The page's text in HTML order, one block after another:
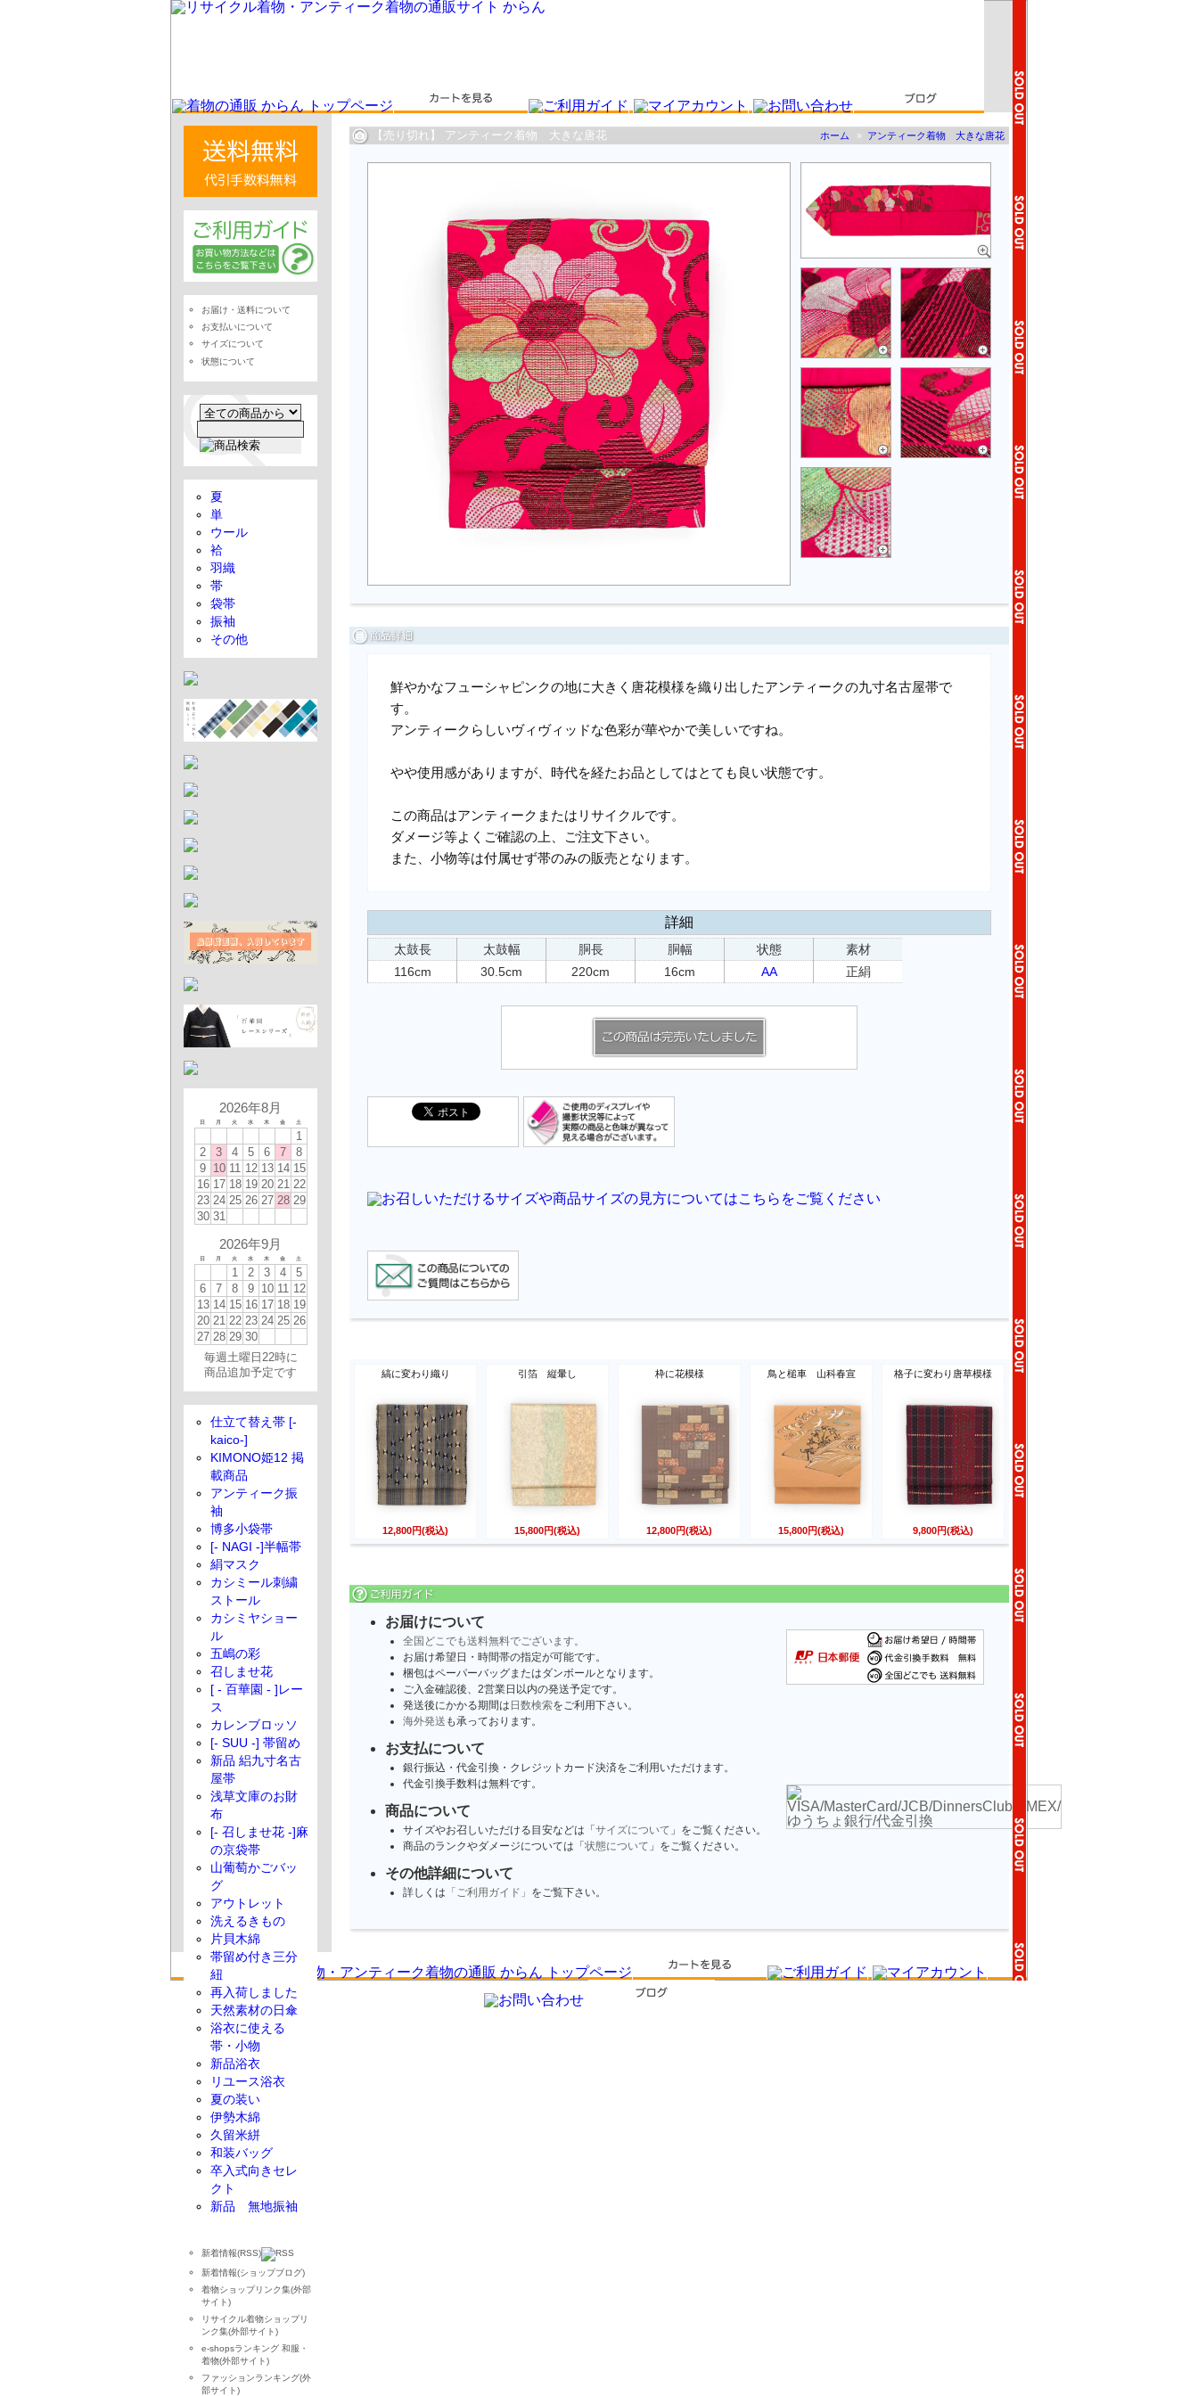
【売り切れ】 アンティーク着物 大きな唐花 ホーム » アンティーク着物 大きな唐花
鮮やかなフューシャピンクの地に大きく唐花模様を織り出したアンティークの九寸名古屋帯で
す。
アンティークらしいヴィヴィッドな色彩が華やかで美しいですね。
やや使用感がありますが、時代を経たお品としてはとても良い状態です。
この商品はアンティークまたはリサイクルです。
ダメージ等よくご確認の上、ご注文下さい。
また、小物等は付属せず帯のみの販売となります。
詳細
太鼓長
116cm
太鼓幅
30.5cm
胴長
220cm
胴幅
16cm
状態
AA
素材
正絹
縞に変わり織り
12,800円(税込)
引箔 縦暈し
15,800円(税込)
枠に花模様
12,800円(税込)
鳥と槌車 山科春宣
15,800円(税込)
格子に変わり唐草模様
9,800円(税込)
お届けについて
全国どこでも送料無料でございます。
お届け希望日・時間帯の指定が可能です。
梱包はペーパーバッグまたはダンボールとなります。
ご入金確認後、2営業日以内の発送予定です。
発送後にかかる期間は 日数検索をご利用下さい。
海外発送 も承っております。
お支払について
銀行振込・代金引換・クレジットカード決済をご利用いただけます。
代金引換手数料は無料です。
商品について
サイズやお召しいただける目安などは「 サイズについて 」をご覧ください。
商品のランクやダメージについては「 状態について 」をご覧ください。
その他詳細について
詳しくは 「ご利用ガイド」 をご覧下さい。
お届け・送料について
お支払いについて
サイズについて
状態について
夏
単
ウール
袷
羽織
帯
袋帯
振袖
その他
2026年8月
日 月 火 水 木 金 土
1
2
3 4 5 6 7
8
9 10 11 12 13 14 15
16 17 18 19 20 21 22
23 24 25 26 27 28 29
30 31
2026年9月
日 月 火 水 木 金 土
1 2 3 4
5
6
7 8 9 10 11 12
13 14 15 16 17 18 19
20 21 22 23 24 25 26
27 28 29 30
毎週土曜日22時に
商品追加予定です
仕立て替え帯 [-
kaico-]
KIMONO姫12 掲
載商品
アンティーク振
袖
博多小袋帯
[- NAGI -]半幅帯
絹マスク
カシミール刺繍
ストール
カシミヤショー
ル
五嶋の彩
召しませ花
[ - 百華園 - ]レー
ス
カレンブロッソ
[- SUU -] 帯留め
新品 絽九寸名古
屋帯
浅草文庫のお財
布
[- 召しませ花 -]麻
の京袋帯
山葡萄かごバッ
グ
アウトレット
洗えるきもの
片貝木綿
帯留め付き三分
紐
再入荷しました
天然素材の日傘
浴衣に使える
帯・小物
新品浴衣
リユース浴衣
夏の装い
伊勢木綿
久留米絣
和装バッグ
卒入式向きセレ
クト
新品 無地振袖
新着情報(RSS)
新着情報(ショップブログ)
着物ショップリンク集(外部
サイト)
リサイクル着物ショップリ
ンク集(外部サイト)
e-shopsランキング 和服・
着物(外部サイト)
ファッションランキング(外
部サイト)